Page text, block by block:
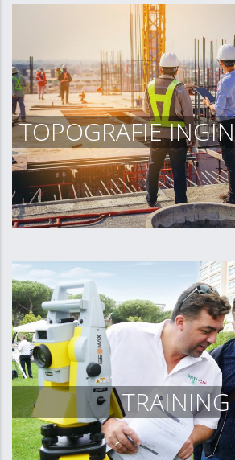
TOPOGRAFIE
TRAINING